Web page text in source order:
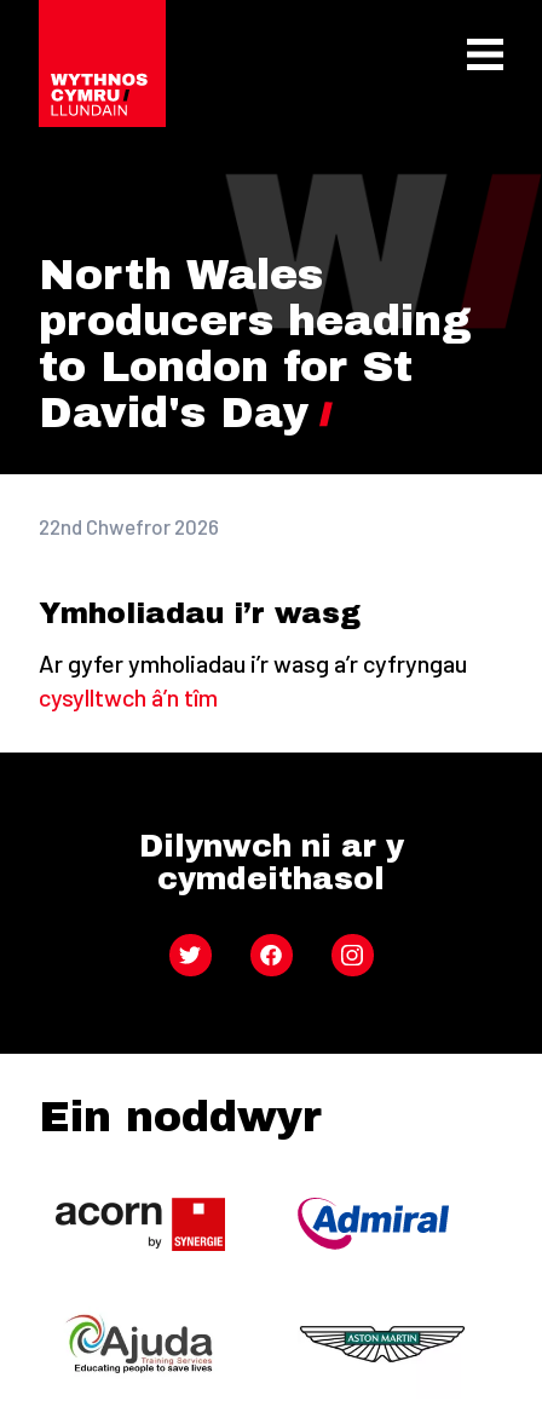
OPEN
North Wales
producers heading
to London for St
David's Day
22nd Chwefror 2026
Ymholiadau i’r wasg
Ar gyfer ymholiadau i’r wasg a’r cyfryngau
cysylltwch â’n tîm
Dilynwch ni ar y
cymdeithasol
Twitter FacebookInstagram
Ein noddwyr